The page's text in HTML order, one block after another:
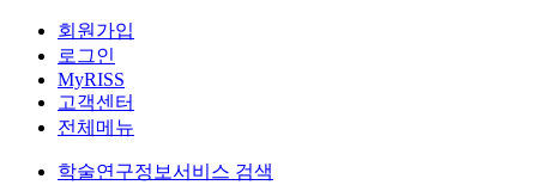
회원가입
로그인
MyRISS
고객센터
전체메뉴
학술연구정보서비스 검색